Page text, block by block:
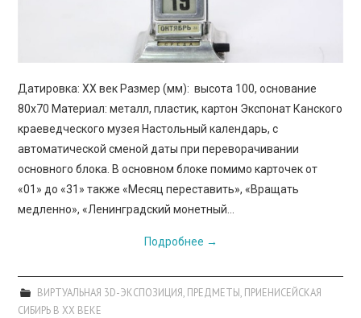
Датировка: XX век Размер (мм): высота 100, основание
80х70 Материал: металл, пластик, картон Экспонат Канского
краеведческого музея Настольный календарь, с
автоматической сменой даты при переворачивании
основного блока. В основном блоке помимо карточек от
«01» до «31» также «Месяц переставить», «Вращать
медленно», «Ленинградский монетный…
Подробнее →
ВИРТУАЛЬНАЯ 3D-ЭКСПОЗИЦИЯ, ПРЕДМЕТЫ, ПРИЕНИСЕЙСКАЯ
СИБИРЬ В XX ВЕКЕ